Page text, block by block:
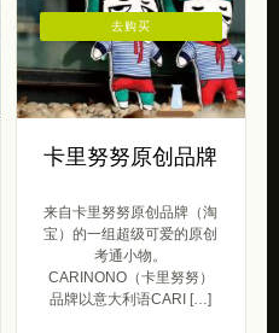
卡里努努原创品牌
来自卡里努努原创品牌（淘
宝）的一组超级可爱的原创
考通小物。
CARINONO（卡里努努）
品牌以意大利语CARI […]
去购买